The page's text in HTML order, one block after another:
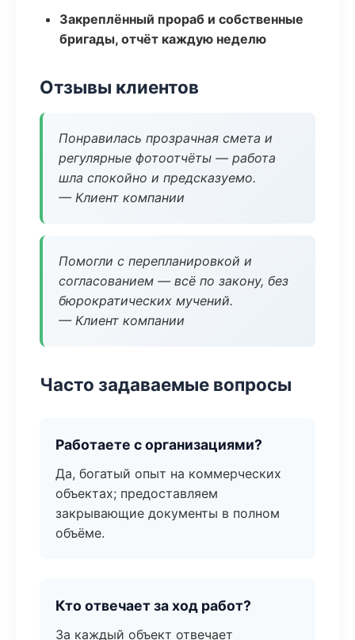
Закреплённый прораб и собственные
бригады, отчёт каждую неделю
Отзывы клиентов
Понравилась прозрачная смета и
регулярные фотоотчёты — работа
шла спокойно и предсказуемо.
— Клиент компании
Помогли с перепланировкой и
согласованием — всё по закону, без
бюрократических мучений.
— Клиент компании
Часто задаваемые вопросы
Работаете с организациями?
Да, богатый опыт на коммерческих
объектах; предоставляем
закрывающие документы в полном
объёме.
Кто отвечает за ход работ?
За каждый объект отвечает